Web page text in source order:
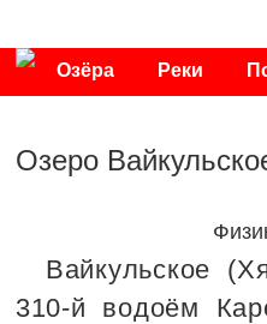
Озёра Реки
Озеро
Вайкульское
310-й водоём